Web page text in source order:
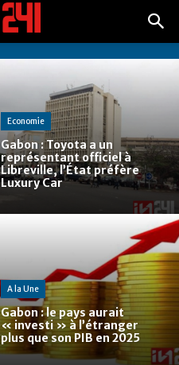
Economie
Gabon : Toyota a un
représentant officiel à
Libreville, l’État préfère
Luxury Car
A la Une
Gabon : le pays aurait
« investi » à l’étranger
plus que son PIB en 2025